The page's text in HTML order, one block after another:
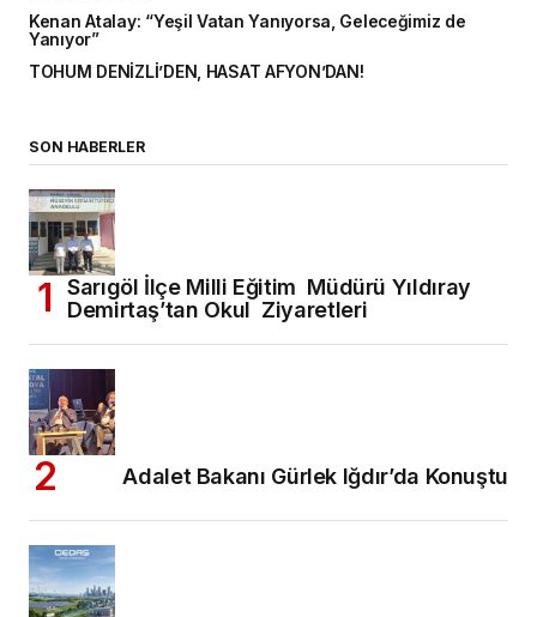
Kenan Atalay: “Yeşil Vatan Yanıyorsa, Geleceğimiz de
Yanıyor”
TOHUM DENİZLİ’DEN, HASAT AFYON’DAN!
SON HABERLER
Sarıgöl İlçe Milli Eğitim Müdürü Yıldıray
Demirtaş’tan Okul Ziyaretleri
Adalet Bakanı Gürlek Iğdır’da Konuştu